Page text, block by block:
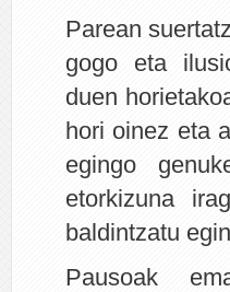
Parean
gogo eta
duen
hori oinez eta
egingo
etorkizuna
baldintzatu
Pausoak